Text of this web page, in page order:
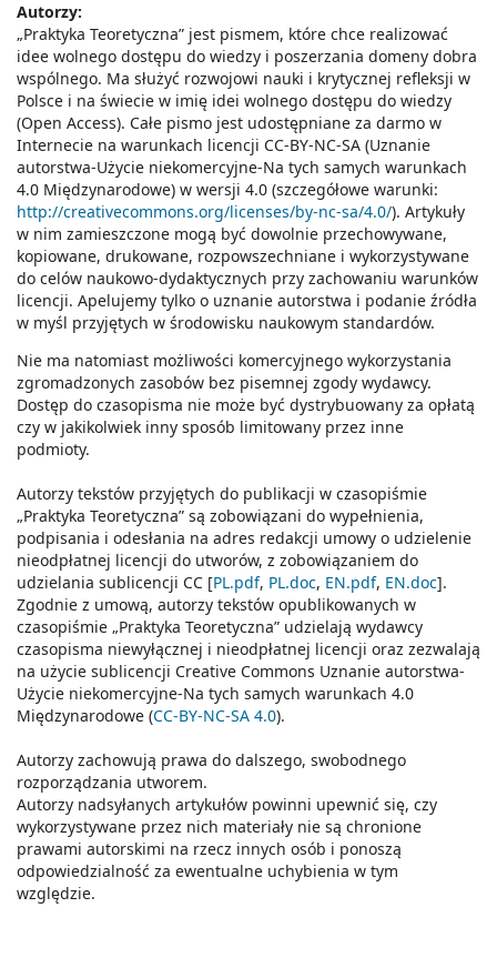
Autorzy:
„Praktyka Teoretyczna” jest pismem, które chce realizować
idee wolnego dostępu do wiedzy i poszerzania domeny dobra
wspólnego. Ma służyć rozwojowi nauki i krytycznej refleksji w
Polsce i na świecie w imię idei wolnego dostępu do wiedzy
(Open Access). Całe pismo jest udostępniane za darmo w
Internecie na warunkach licencji CC-BY-NC-SA (Uznanie
autorstwa-Użycie niekomercyjne-Na tych samych warunkach
4.0 Międzynarodowe) w wersji 4.0 (szczegółowe warunki:
http://creativecommons.org/licenses/by-nc-sa/4.0/). Artykuły
w nim zamieszczone mogą być dowolnie przechowywane,
kopiowane, drukowane, rozpowszechniane i wykorzystywane
do celów naukowo-dydaktycznych przy zachowaniu warunków
licencji. Apelujemy tylko o uznanie autorstwa i podanie źródła
w myśl przyjętych w środowisku naukowym standardów.
Nie ma natomiast możliwości komercyjnego wykorzystania
zgromadzonych zasobów bez pisemnej zgody wydawcy.
Dostęp do czasopisma nie może być dystrybuowany za opłatą
czy w jakikolwiek inny sposób limitowany przez inne
podmioty.
Autorzy tekstów przyjętych do publikacji w czasopiśmie
„Praktyka Teoretyczna” są zobowiązani do wypełnienia,
podpisania i odesłania na adres redakcji umowy o udzielenie
nieodpłatnej licencji do utworów, z zobowiązaniem do
udzielania sublicencji CC [PL.pdf, PL.doc, EN.pdf, EN.doc].
Zgodnie z umową, autorzy tekstów opublikowanych w
czasopiśmie „Praktyka Teoretyczna” udzielają wydawcy
czasopisma niewyłącznej i nieodpłatnej licencji oraz zezwalają
na użycie sublicencji Creative Commons Uznanie autorstwa-
Użycie niekomercyjne-Na tych samych warunkach 4.0
Międzynarodowe (CC-BY-NC-SA 4.0).
Autorzy zachowują prawa do dalszego, swobodnego
rozporządzania utworem.
Autorzy nadsyłanych artykułów powinni upewnić się, czy
wykorzystywane przez nich materiały nie są chronione
prawami autorskimi na rzecz innych osób i ponoszą
odpowiedzialność za ewentualne uchybienia w tym
względzie.